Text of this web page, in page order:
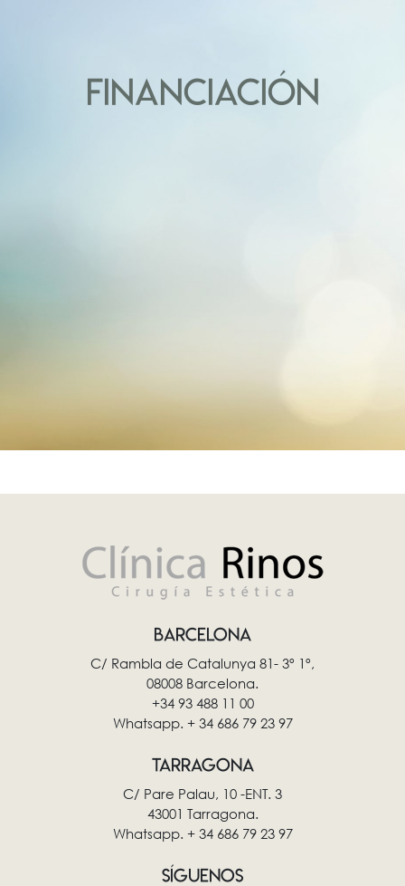
FINANCIACIÓN
BARCELONA
C/ Rambla de Catalunya 81- 3º 1º,
08008 Barcelona.
+34 93 488 11 00
Whatsapp. + 34 686 79 23 97
TARRAGONA
C/ Pare Palau, 10 -ENT. 3
43001 Tarragona.
Whatsapp. + 34 686 79 23 97
SÍGUENOS